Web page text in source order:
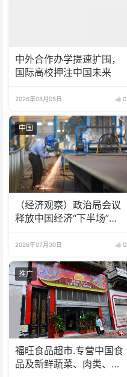
中外合作办学提速扩围，
国际高校押注中国未来
2026年08月05日 0
中国
（经济观察）政治局会议
释放中国经济“下半场”三
2026年07月30日 0
推广
福旺食品超市.专营中国食
品及新鲜蔬菜、肉类、